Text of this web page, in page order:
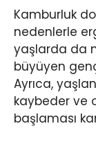
Kamburluk
nedenlerle
yaşlarda da
büyüyen
Ayrıca,
kaybeder ve
başlaması